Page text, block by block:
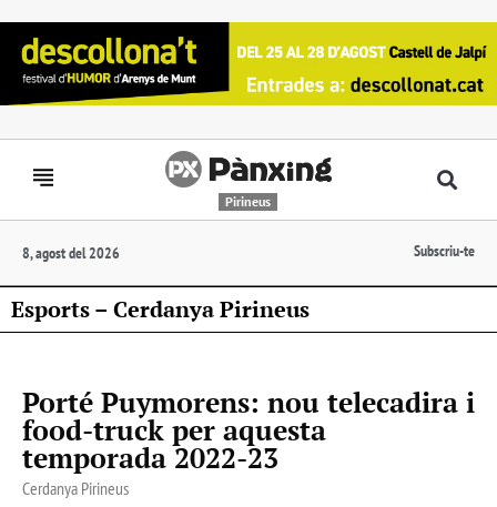
Pirineus
8, agost del 2026 Subscriu-te
Esports – Cerdanya Pirineus
Porté Puymorens: nou telecadira i
food-truck per aquesta
temporada 2022-23
Cerdanya Pirineus